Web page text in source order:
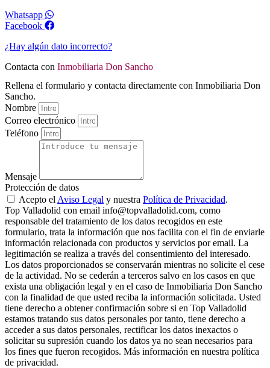
Whatsapp
Facebook
¿Hay algún dato incorrecto?
Contacta con Inmobiliaria Don Sancho
Rellena el formulario y contacta directamente con Inmobiliaria Don
Sancho.
Nombre
Correo electrónico
Teléfono
Mensaje
Protección de datos
Acepto el Aviso Legal y nuestra Política de Privacidad.
Top Valladolid con email info@topvalladolid.com, como
responsable del tratamiento de los datos recogidos en este
formulario, trata la información que nos facilita con el fin de enviarle
información relacionada con productos y servicios por email. La
legitimación se realiza a través del consentimiento del interesado.
Los datos proporcionados se conservarán mientras no solicite el cese
de la actividad. No se cederán a terceros salvo en los casos en que
exista una obligación legal y en el caso de Inmobiliaria Don Sancho
con la finalidad de que usted reciba la información solicitada. Usted
tiene derecho a obtener confirmación sobre si en Top Valladolid
estamos tratando sus datos personales por tanto, tiene derecho a
acceder a sus datos personales, rectificar los datos inexactos o
solicitar su supresión cuando los datos ya no sean necesarios para
los fines que fueron recogidos. Más información en nuestra política
de privacidad.